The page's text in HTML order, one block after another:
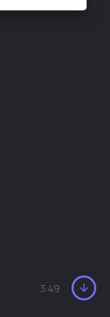
3:49